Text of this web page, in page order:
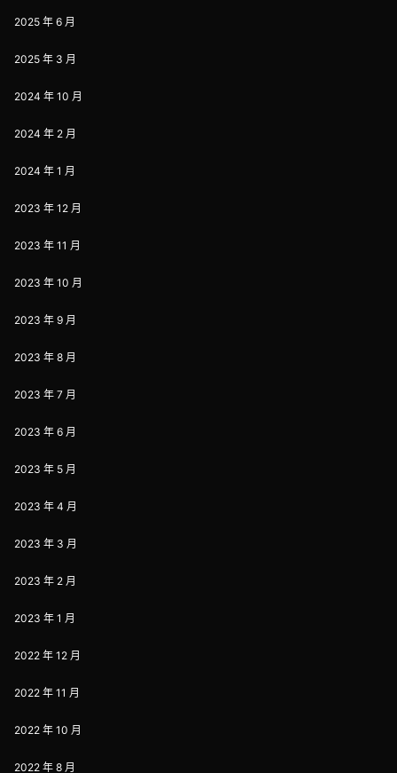
2025 年 6 月
2025 年 3 月
2024 年 10 月
2024 年 2 月
2024 年 1 月
2023 年 12 月
2023 年 11 月
2023 年 10 月
2023 年 9 月
2023 年 8 月
2023 年 7 月
2023 年 6 月
2023 年 5 月
2023 年 4 月
2023 年 3 月
2023 年 2 月
2023 年 1 月
2022 年 12 月
2022 年 11 月
2022 年 10 月
2022 年 8 月